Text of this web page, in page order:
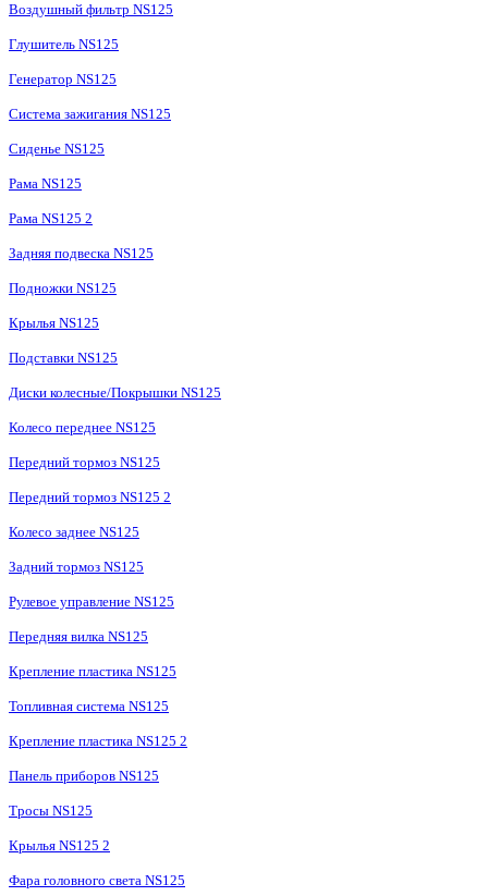
Воздушный фильтр NS125
Глушитель NS125
Генератор NS125
Система зажигания NS125
Сиденье NS125
Рама NS125
Рама NS125 2
Задняя подвеска NS125
Подножки NS125
Крылья NS125
Подставки NS125
Диски колесные/Покрышки NS125
Колесо переднее NS125
Передний тормоз NS125
Передний тормоз NS125 2
Колесо заднее NS125
Задний тормоз NS125
Рулевое управление NS125
Передняя вилка NS125
Крепление пластика NS125
Топливная система NS125
Крепление пластика NS125 2
Панель приборов NS125
Тросы NS125
Крылья NS125 2
Фара головного света NS125